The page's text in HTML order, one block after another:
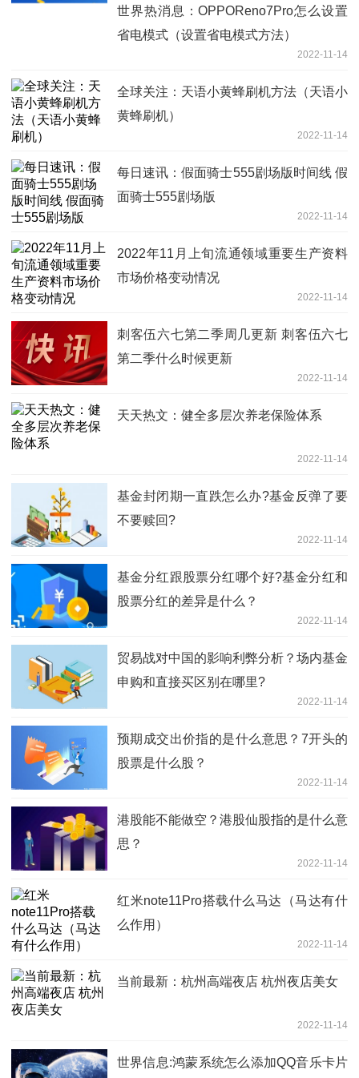
世界热消息：OPPOReno7Pro怎么设置
省电模式（设置省电模式方法）
2022-11-14
全球关注：天语小黄蜂刷机方法（天语小
黄蜂刷机）
2022-11-14
每日速讯：假面骑士555剧场版时间线 假
面骑士555剧场版
2022-11-14
2022年11月上旬流通领域重要生产资料
市场价格变动情况
2022-11-14
刺客伍六七第二季周几更新 刺客伍六七
第二季什么时候更新
2022-11-14
天天热文：健全多层次养老保险体系
2022-11-14
基金封闭期一直跌怎么办?基金反弹了要
不要赎回?
2022-11-14
基金分红跟股票分红哪个好?基金分红和
股票分红的差异是什么？
2022-11-14
贸易战对中国的影响利弊分析？场内基金
申购和直接买区别在哪里?
2022-11-14
预期成交出价指的是什么意思？7开头的
股票是什么股？
2022-11-14
港股能不能做空？港股仙股指的是什么意
思？
2022-11-14
红米note11Pro搭载什么马达（马达有什
么作用）
2022-11-14
当前最新：杭州高端夜店 杭州夜店美女
2022-11-14
世界信息:鸿蒙系统怎么添加QQ音乐卡片